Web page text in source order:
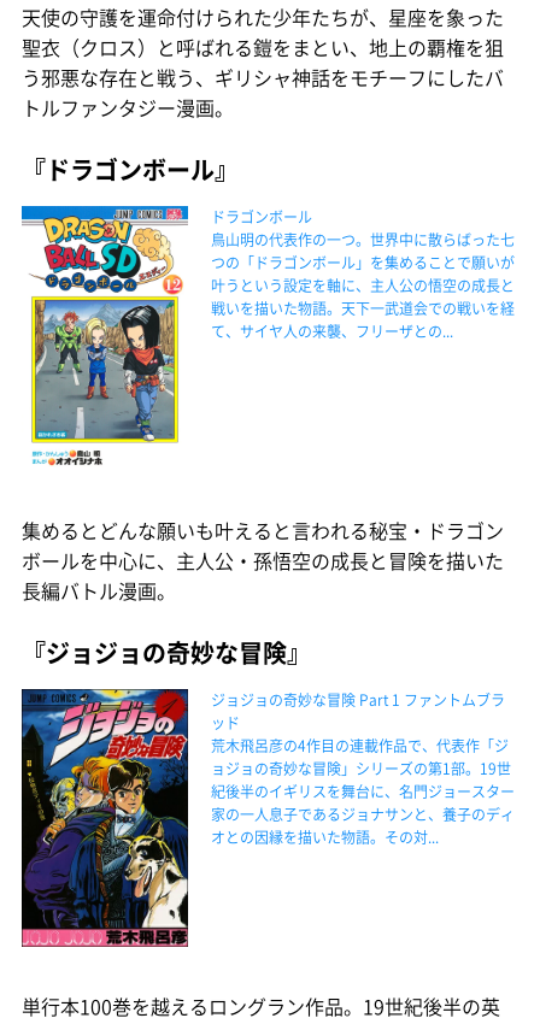
天使の守護を運命付けられた少年たちが、星座を象った
聖衣（クロス）と呼ばれる鎧をまとい、地上の覇権を狙
う邪悪な存在と戦う、ギリシャ神話をモチーフにしたバ
トルファンタジー漫画。
『ドラゴンボール』
ドラゴンボール
鳥山明の代表作の一つ。世界中に散らばった七
つの「ドラゴンボール」を集めることで願いが
叶うという設定を軸に、主人公の悟空の成長と
戦いを描いた物語。天下一武道会での戦いを経
て、サイヤ人の来襲、フリーザとの...
集めるとどんな願いも叶えると言われる秘宝・ドラゴン
ボールを中心に、主人公・孫悟空の成長と冒険を描いた
長編バトル漫画。
『ジョジョの奇妙な冒険』
ジョジョの奇妙な冒険 Part 1 ファントムブラ
ッド
荒木飛呂彦の4作目の連載作品で、代表作「ジ
ョジョの奇妙な冒険」シリーズの第1部。19世
紀後半のイギリスを舞台に、名門ジョースター
家の一人息子であるジョナサンと、養子のディ
オとの因縁を描いた物語。その対...
単行本100巻を越えるロングラン作品。19世紀後半の英